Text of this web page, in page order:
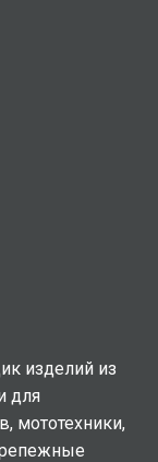
изделий из
для
мототехники,